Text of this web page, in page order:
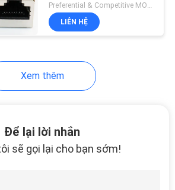
đơn RJ45
Preferential & Competitive MOQ:2000
LIÊN HỆ
Xem thêm
Để lại lời nhắn
sẽ gọi lại cho bạn sớm!